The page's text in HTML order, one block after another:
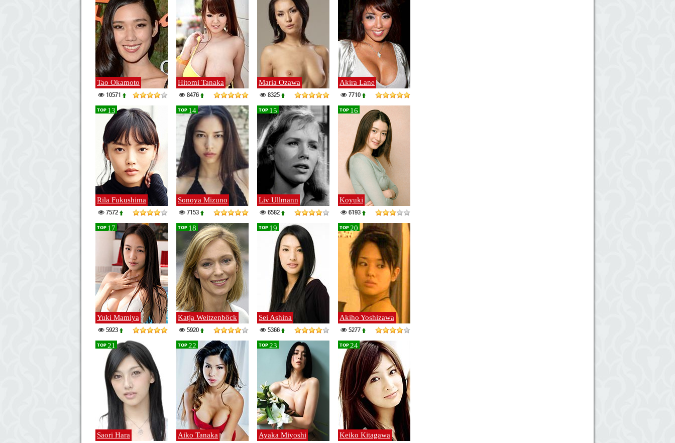
Tao Okamoto
10571
Hitomi Tanaka
8476
Maria Ozawa
8325
Akira Lane
7710
TOP 13
Rila Fukushima
7572
TOP 14
Sonoya Mizuno
7153
TOP 15
Liv Ullmann
6582
TOP 16
Koyuki
6193
TOP 17
Yuki Mamiya
5923
TOP 18
Katja Weitzenböck
5920
TOP 19
Sei Ashina
5366
TOP 20
Akiho Yoshizawa
5277
TOP 21
Saori Hara
TOP 22
Aiko Tanaka
TOP 23
Ayaka Miyoshi
TOP 24
Keiko Kitagawa